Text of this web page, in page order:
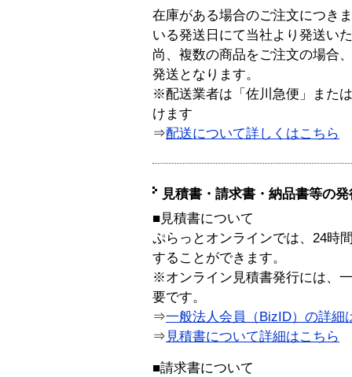
在庫がある場合のご注文につき
いる発送日にて当社より発送い
尚、複数の商品をご注文の場合
発送となります。
※配送業者は「佐川急便」また
けます
⇒配送について詳しくはこちら
見積書・請求書・納品書等の
■見積書について
ぷらっとオンラインでは、24時
することができます。
※オンライン見積書発行には、
要です。
⇒一般法人会員（BizID）の詳細
⇒ 見積書について詳細はこちら
■請求書について